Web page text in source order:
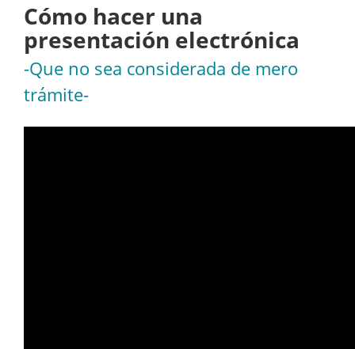
Cómo hacer una
presentación electrónica
-Que no sea considerada de mero
trámite-